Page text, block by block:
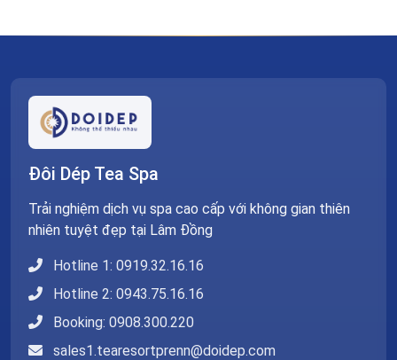
Đôi Dép Tea Spa
Trải nghiệm dịch vụ spa cao cấp với không gian thiên
nhiên tuyệt đẹp tại Lâm Đồng
Hotline 1: 0919.32.16.16
Hotline 2: 0943.75.16.16
Booking: 0908.300.220
sales1.tearesortprenn@doidep.com